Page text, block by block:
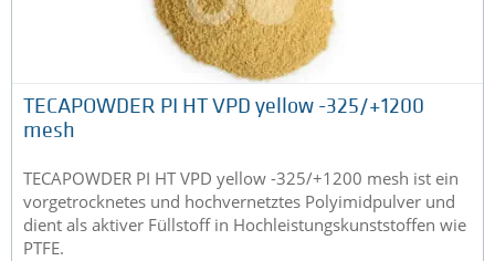
TECAPOWDER PI HT VPD yellow -325/+1200
mesh
TECAPOWDER PI HT VPD yellow -325/+1200 mesh ist ein
vorgetrocknetes und hochvernetztes Polyimidpulver und
dient als aktiver Füllstoff in Hochleistungskunststoffen wie
PTFE.